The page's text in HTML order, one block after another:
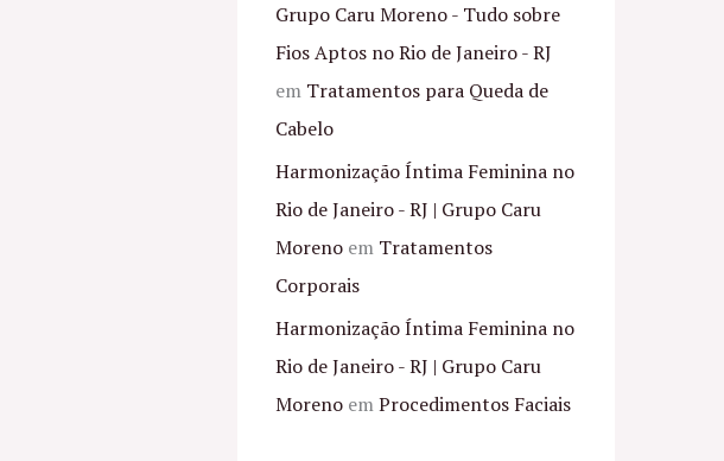
Grupo Caru Moreno - Tudo sobre
Fios Aptos no Rio de Janeiro - RJ
em Tratamentos para Queda de
Cabelo
Harmonização Íntima Feminina no
Rio de Janeiro - RJ | Grupo Caru
Moreno em Tratamentos
Corporais
Harmonização Íntima Feminina no
Rio de Janeiro - RJ | Grupo Caru
Moreno emProcedimentos Faciais